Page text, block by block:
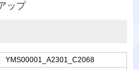
ップ
YMS00001_A2301_C2068